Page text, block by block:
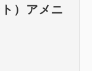
）アメニ